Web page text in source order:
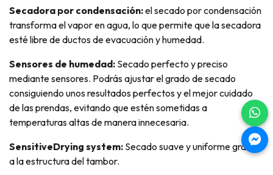
Secadora por condensación:el secado por condensación
transforma el vapor en agua, lo que permite que la secadora
esté libre de ductos de evacuación y humedad.
Sensores de humedad: Secado perfecto y preciso
mediante sensores. Podrás ajustar el grado de secado
consiguiendo unos resultados perfectos y el mejor cuidado
de las prendas, evitando que estén sometidas a
temperaturas altas de manera innecesaria.
SensitiveDrying system: Secado suave y uniforme gracias
a la estructura del tambor.